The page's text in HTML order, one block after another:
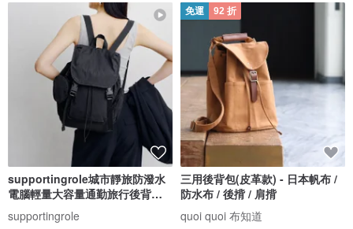
supportingrole城市靜旅防潑水
電腦輕量大容量通勤旅行後背包
supportingrole
免運 92 折
三用後背包(皮革款) - 日本帆布 /
防水布 / 後揹 / 肩揹
quoi quoi 布知道